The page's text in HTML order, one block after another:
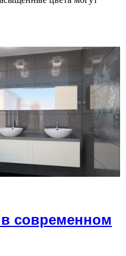
современном